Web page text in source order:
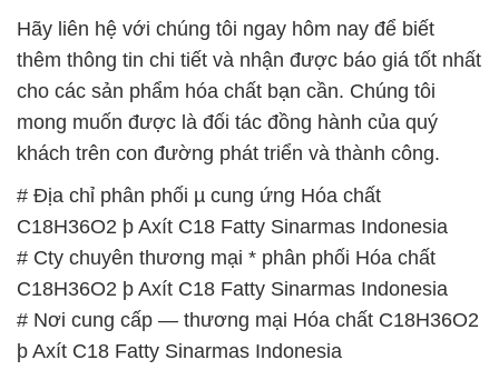
Hãy liên hệ với chúng tôi ngay hôm nay để biết
thêm thông tin chi tiết và nhận được báo giá tốt nhất
cho các sản phẩm hóa chất bạn cần. Chúng tôi
mong muốn được là đối tác đồng hành của quý
khách trên con đường phát triển và thành công.
# Địa chỉ phân phối µ cung ứng Hóa chất
C18H36O2 þ Axít C18 Fatty Sinarmas Indonesia
# Cty chuyên thương mại * phân phối Hóa chất
C18H36O2 þ Axít C18 Fatty Sinarmas Indonesia
# Nơi cung cấp — thương mại Hóa chất C18H36O2
þ Axít C18 Fatty Sinarmas Indonesia